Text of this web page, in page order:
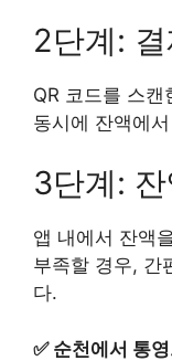
2단계: 결
QR 코드를 스
동시에 잔액에
3단계:
앱 내에서 잔액
부족할 경우, 간
다.
✅ 순천에서 통